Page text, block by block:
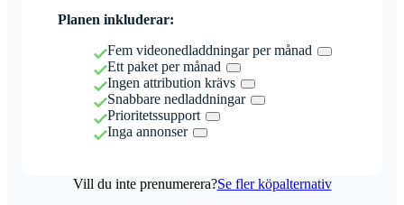
Planen inkluderar:
Fem videonedladdningar per månad
Ett paket per månad
Ingen attribution krävs
Snabbare nedladdningar
Prioritetssupport
Inga annonser
Vill du inte prenumerera?Se fler köpalternativ